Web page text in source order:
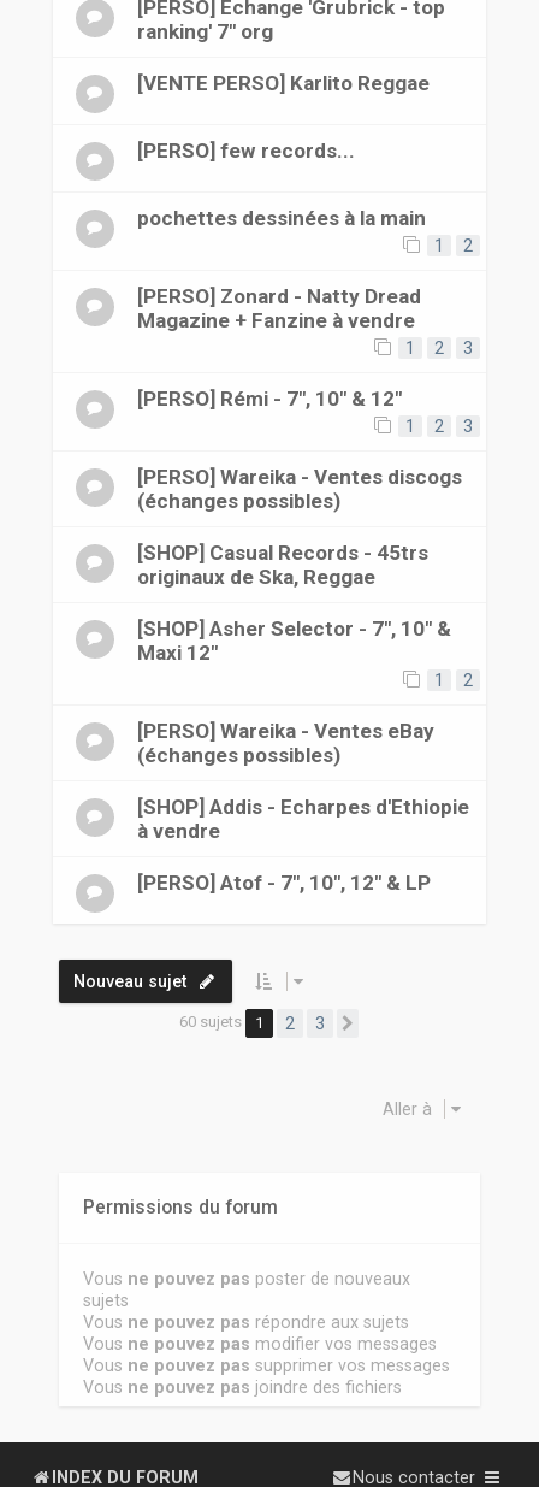
[PERSO] Echange 'Grubrick - top
ranking' 7" org
[VENTE PERSO] Karlito Reggae
[PERSO] few records...
pochettes dessinées à la main
1 2
[PERSO] Zonard - Natty Dread
Magazine + Fanzine à vendre
1 2 3
[PERSO] Rémi - 7", 10" & 12"
1 2 3
[PERSO] Wareika - Ventes discogs
(échanges possibles)
[SHOP] Casual Records - 45trs
originaux de Ska, Reggae
[SHOP] Asher Selector - 7", 10" &
Maxi 12"
1 2
[PERSO] Wareika - Ventes eBay
(échanges possibles)
[SHOP] Addis - Echarpes d'Ethiopie
à vendre
[PERSO] Atof - 7", 10", 12" & LP
Nouveau sujet
60 sujets 1 2 3
Aller à
Permissions du forum
Vous ne pouvez pas poster de nouveaux
sujets
Vous ne pouvez pas répondre aux sujets
Vous ne pouvez pas modifier vos messages
Vous ne pouvez pas supprimer vos messages
Vous ne pouvez pas joindre des fichiers
INDEX DU FORUM Nous contacter